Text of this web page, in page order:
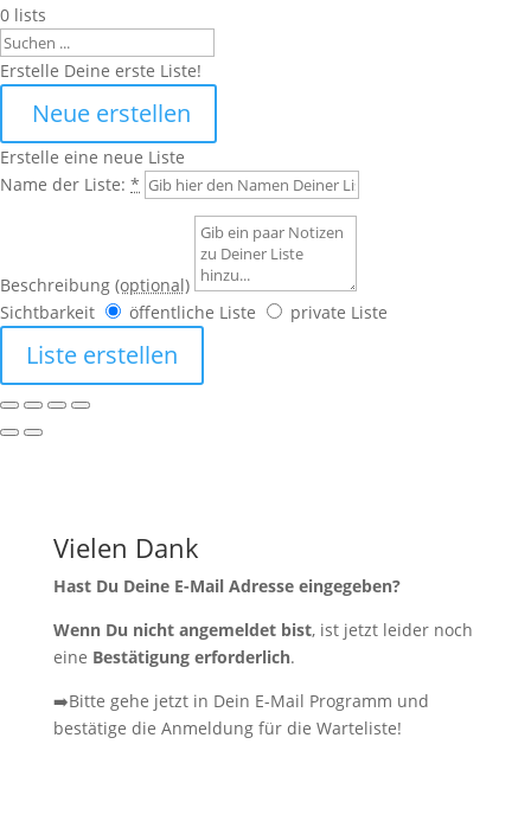
0 lists
Search
Erstelle Deine erste Liste!
Neue erstellen
Erstelle eine neue Liste
Name der Liste: *
Beschreibung (optional)
Sichtbarkeit
öffentliche Liste private Liste
Liste erstellen
Vielen Dank
Hast Du Deine E-Mail Adresse eingegeben?
Wenn Du nicht angemeldet bist, ist jetzt leider noch
eine Bestätigung erforderlich.
➡️Bitte gehe jetzt in Dein E-Mail Programm und
bestätige die Anmeldung für die Warteliste!